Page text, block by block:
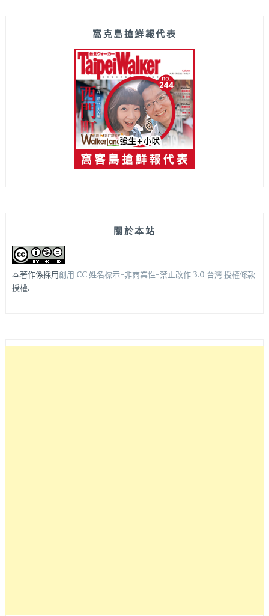
窩克島搶鮮報代表
關於本站
本著作係採用創用 CC 姓名標示-非商業性-禁止改作 3.0 台灣 授權條款
授權.